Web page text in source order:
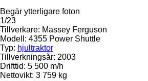
Begär ytterligare foton
1/23
Tillverkare: Massey Ferguson
Modell: 4355 Power Shuttle
Typ: hjultraktor
Tillverkningsår: 2003
Drifttid: 5 500 m/h
Nettovikt: 3 759 kg